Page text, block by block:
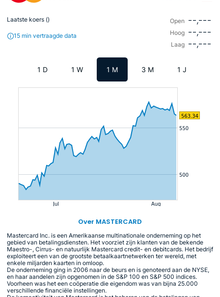
Laatste koers ()
15 min vertraagde data
Open --,---
Hoog --,---
Laag --,---
1 D 1 W 1 M 3 M 1 J
Over MASTERCARD
Mastercard Inc. is een Amerikaanse multinationale onderneming op het
gebied van betalingsdiensten. Het voorziet zijn klanten van de bekende
Maestro-, Cirrus- en natuurlijk Mastercard credit- en debitcards. Het bedrijf
exploiteert een van de grootste betaalkaartnetwerken ter wereld, met
enkele miljarden kaarten in omloop.
De onderneming ging in 2006 naar de beurs en is genoteerd aan de NYSE,
en haar aandelen zijn opgenomen in de S&P 100 en S&P 500 indices.
Voorheen was het een coöperatie die eigendom was van bijna 25.000
verschillende financiële instellingen.